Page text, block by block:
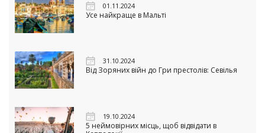
01.11.2024
Усе найкраще в Мальті
31.10.2024
Від Зоряних війн до Гри престолів: Севілья
19.10.2024
5 неймовірних місць, щоб відвідати в